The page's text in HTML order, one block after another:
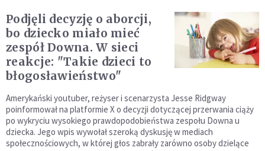
Podjęli decyzję o aborcji,
bo dziecko miało mieć
zespół Downa. W sieci
reakcje: "Takie dzieci to
błogosławieństwo"
Amerykański youtuber, reżyser i scenarzysta Jesse Ridgway
poinformował na platformie X o decyzji dotyczącej przerwania ciąży
po wykryciu wysokiego prawdopodobieństwa zespołu Downa u
dziecka. Jego wpis wywołał szeroką dyskusję w mediach
społecznościowych, w której głos zabrały zarówno osoby dzielące